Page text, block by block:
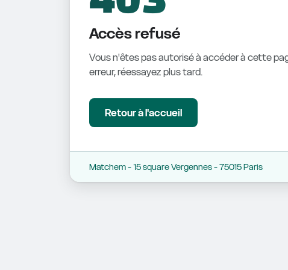
Accès refusé
Vous n'êtes pas autorisé à accéder à cette
erreur, réessayez plus tard.
Retour à l'accueil
Matchem - 15 square Vergennes - 75015 Paris